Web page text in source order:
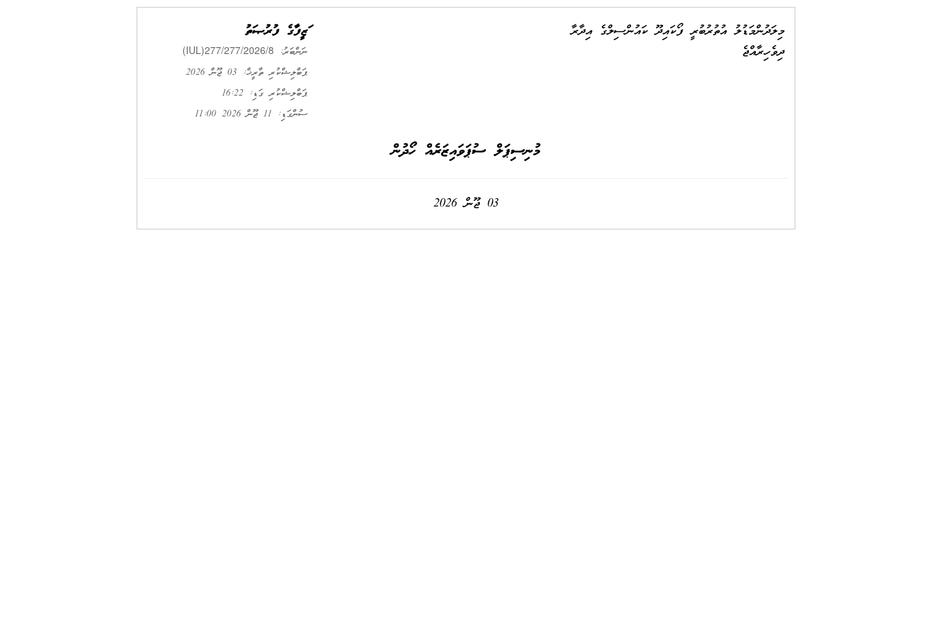
ވަޒީފާގެ ފުރުޞަތު
ނަންބަރު: (IUL)277/277/2026/8
ޕަބްލިޝްކުރި ތާރީޚް: 03 ޖޫން 2026
ޕަބްލިޝްކުރި ގަޑި: 16:22
ސުންގަޑި: 11 ޖޫން 2026 11:00
މިލަދުންމަޑުލު އުތުރުބުރީ ފޯކައިދޫ ކައުންސިލްގެ އިދާރާ
ދިވެހިރާއްޖެ
މުނިސިޕަލް ސުޕަވައިޒަރެއް ހޯދުން
03 ޖޫން 2026